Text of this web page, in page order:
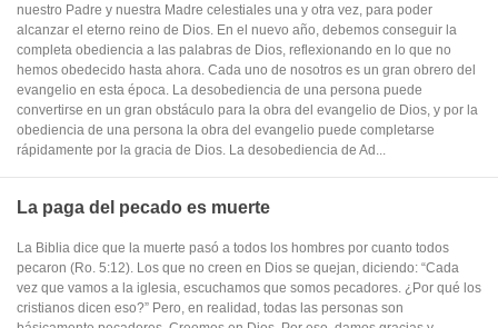
nuestro Padre y nuestra Madre celestiales una y otra vez, para poder
alcanzar el eterno reino de Dios. En el nuevo año, debemos conseguir la
completa obediencia a las palabras de Dios, reflexionando en lo que no
hemos obedecido hasta ahora. Cada uno de nosotros es un gran obrero del
evangelio en esta época. La desobediencia de una persona puede
convertirse en un gran obstáculo para la obra del evangelio de Dios, y por la
obediencia de una persona la obra del evangelio puede completarse
rápidamente por la gracia de Dios. La desobediencia de Ad...
La paga del pecado es muerte
La Biblia dice que la muerte pasó a todos los hombres por cuanto todos
pecaron (Ro. 5:12). Los que no creen en Dios se quejan, diciendo: “Cada
vez que vamos a la iglesia, escuchamos que somos pecadores. ¿Por qué los
cristianos dicen eso?” Pero, en realidad, todas las personas son